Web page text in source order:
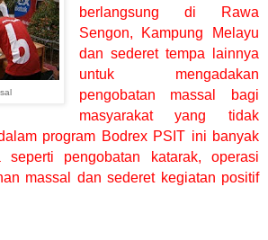
berlangsung di Rawa
Sengon, Kampung Melayu
dan sederet tempa lainnya
untuk mengadakan
pengobatan massal bagi
masyarakat yang tidak
program Bodrex PSIT ini banyak
pengobatan katarak, operasi
massal dan sederet kegiatan positif